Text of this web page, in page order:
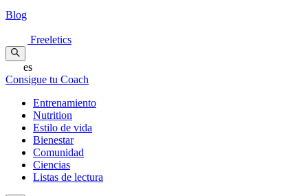
Blog
Freeletics
es
Consigue tu Coach
Entrenamiento
Nutrition
Estilo de vida
Bienestar
Comunidad
Ciencias
Listas de lectura